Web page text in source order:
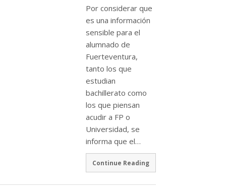
Por considerar que
es una información
sensible para el
alumnado de
Fuerteventura,
tanto los que
estudian
bachillerato como
los que piensan
acudir a FP o
Universidad, se
informa que el…
Continue Reading